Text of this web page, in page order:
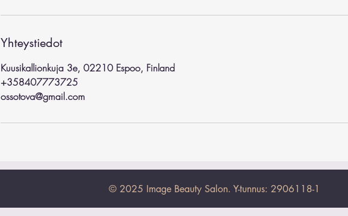
Yhteystiedot
Kuusikallionkuja 3e, 02210 Espoo, Finland
+358407773725
ossotova@gmail.com
© 2025 Image Beauty Salon. Y-tunnus: 2906118-1